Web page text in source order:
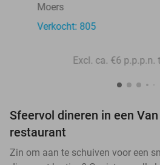
Moers
Verkocht: 805
Excl. ca. €6
Sfeervol dineren in een
restaurant
Zin om aan te schuiven voor een